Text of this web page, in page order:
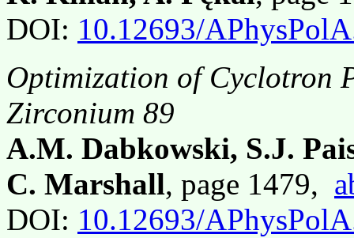
DOI: 10.12693/
Optimization of Cyclotron
Zirconium 89
A.M. Dabkowski, S.J.
C. Marshall, page 1479,
DOI: 10.12693/